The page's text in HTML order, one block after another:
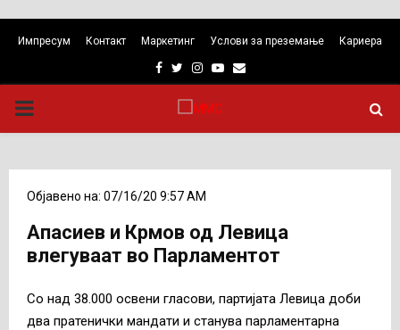
Импресум Контакт Маркетинг Услови за преземање Кариера
Facebook
TwitterInstagram
Youtube
Email
PRIMARY
Објавено на: 07/16/20 9:57 AM
Апасиев и Крмов од Левица
влегуваат во Парламентот
Со над 38.000 освени гласови, партијата Левица доби
два пратенички мандати и станува парламентарна